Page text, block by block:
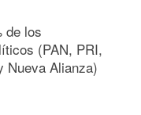
de los
(PAN, PRI,
Nueva Alianza)